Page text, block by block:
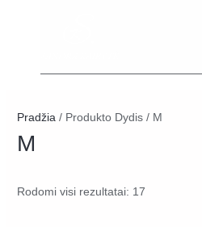
Pradžia / Produkto Dydis / M
M
Rodomi visi rezultatai: 17
pagal